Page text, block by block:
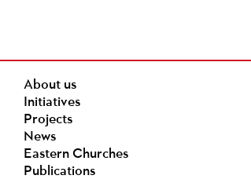
About us
Initiatives
Projects
News
Eastern Churches
Publications